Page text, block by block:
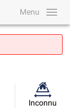
Menu
Superficie
Inconnu